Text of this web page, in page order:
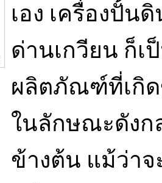
เอง เครื่องปั้นดิ
ด่านเกวียน ก็เ
ผลิตภัณฑ์ที่เกิ
ในลักษณะดังก
ข้างต้น แม้ว่าจ